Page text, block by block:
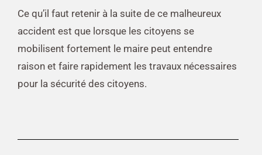
Ce qu’il faut retenir à la suite de ce malheureux
accident est que lorsque les citoyens se
mobilisent fortement le maire peut entendre
raison et faire rapidement les travaux nécessaires
pour la sécurité des citoyens.